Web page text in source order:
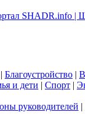
| Благоустройство |
и дети | Спорт |
руководителей |